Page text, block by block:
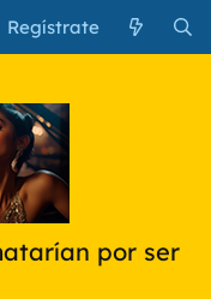
Regístrate
por ser